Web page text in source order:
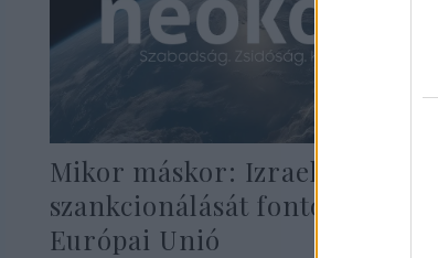
Mikor máskor: Izrael
szankcionálását fontolgatja az
Európai Unió